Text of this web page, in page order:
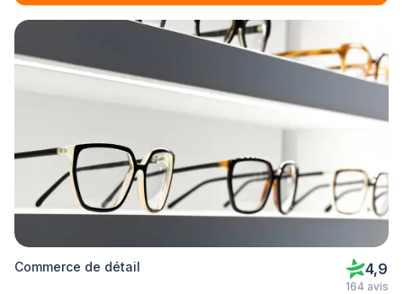
Commerce de détail 4,9
164 avis